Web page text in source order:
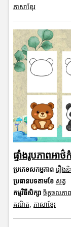
ភាសាខ្មែរ
ផ្ទាំងរូបភាពអា
ប្រភេទសកម្មភាព រឿងនិ
ប្រធានបទតាមខែ សត្វ
កម្មវិធីសិក្សា ចិត្តចលភាព
គណិត, ភាសាខ្មែរ